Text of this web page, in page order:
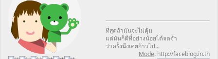
ที่สุดถ้ามันจะไม่คุ้ม
แต่มันก็ดีที่อย่างน้อยได้จดจำ
ว่าครั้งนึงเคยก้าวไป...
Mode: http://faceblog.in.th